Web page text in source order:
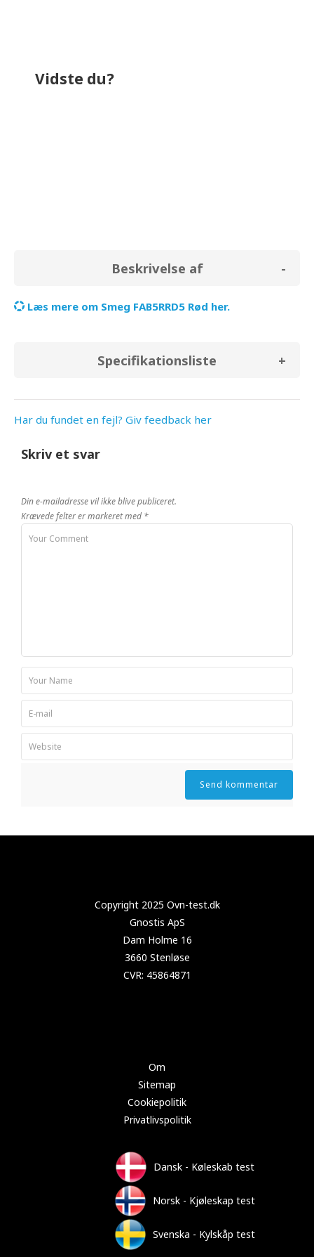
Vidste du?
Beskrivelse af
Læs mere om Smeg FAB5RRD5 Rød her.
Specifikationsliste
Har du fundet en fejl? Giv feedback her
Skriv et svar
Din e-mailadresse vil ikke blive publiceret.
Krævede felter er markeret med *
Om
Sitemap
Cookiepolitik
Privatlivspolitik
Dansk - Køleskab test
Norsk - Kjøleskap test
Svenska - Kylskåp test